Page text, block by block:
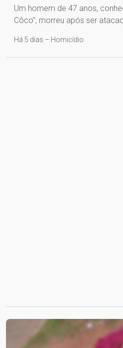
Um homem de 47 anos,
Côco”, morreu após ser
Há 5 dias – Homicídio